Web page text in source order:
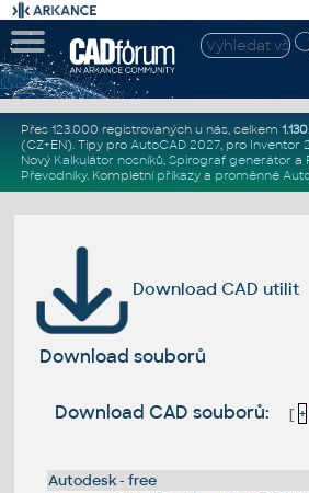
Přes 123.000 registrovaných u nás, celkem
(CZ+EN). Tipy pro AutoCAD 2027, pro Inventor
Nový Kalkulátor nosníků, Spirograf generátor a
Převodníky. Kompletní příkazya proměnné
Download CAD utilit
Download souborů
Download CAD souborů: [ +
Autodesk - free